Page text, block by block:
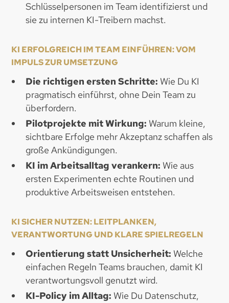
Schlüsselpersonen im Team identifizierst und
sie zu internen KI-Treibern machst.
KI ERFOLGREICH IM TEAM EINFÜHREN: VOM
IMPULS ZUR UMSETZUNG
Die richtigen ersten Schritte: Wie Du KI
pragmatisch einführst, ohne Dein Team zu
überfordern.
Pilotprojekte mit Wirkung: Warum kleine,
sichtbare Erfolge mehr Akzeptanz schaffen als
große Ankündigungen.
KI im Arbeitsalltag verankern: Wie aus
ersten Experimenten echte Routinen und
produktive Arbeitsweisen entstehen.
KI SICHER NUTZEN: LEITPLANKEN,
VERANTWORTUNG UND KLARE SPIELREGELN
Orientierung statt Unsicherheit: Welche
einfachen Regeln Teams brauchen, damit KI
verantwortungsvoll genutzt wird.
KI-Policy im Alltag: Wie Du Datenschutz,